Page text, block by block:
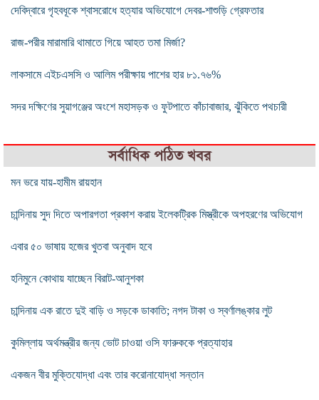
দেবিদ্বারে গৃহবধূকে শ্বাসরোধে হত্যার অভিযোগে দেবর-শাশুড়ি গ্রেফতার
রাজ-পরীর মারামারি থামাতে গিয়ে আহত তমা মির্জা?
লাকসামে এইচএসসি ও আলিম পরীক্ষায় পাশের হার ৮১.৭৬%
সদর দক্ষিণের সুয়াগঞ্জের অংশে মহাসড়ক ও ফুটপাতে কাঁচাবাজার, ঝুঁকিতে পথচারী
সর্বাধিক পঠিত খবর
মন ভরে যায়-হামীম রায়হান
চান্দিনায় সুদ দিতে অপারগতা প্রকাশ করায় ইলেকট্রিক মিস্ত্রীকে অপহরণের অভিযোগ
এবার ৫০ ভাষায় হজের খুতবা অনুবাদ হবে
হনিমুনে কোথায় যাচ্ছেন বিরাট-আনুশকা
চান্দিনায় এক রাতে দুই বাড়ি ও সড়কে ডাকাতি; নগদ টাকা ও স্বর্ণালঙ্কার লুট
কুমিল্লায় অর্থমন্ত্রীর জন্য ভোট চাওয়া ওসি ফারুককে প্রত্যাহার
একজন বীর মুক্তিযোদ্ধা এবং তার করোনাযোদ্ধা সন্তান